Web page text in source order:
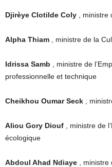
Djirèye Clotilde Coly , ministre
Alpha Thiam , ministre de la
Idrissa Samb , ministre de
professionnelle et technique
Cheikhou Oumar Seck ,
Aliou Gory Diouf , ministre de
écologique
Abdoul Ahad Ndiaye ,